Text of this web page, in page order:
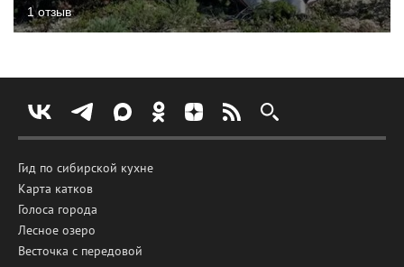
1 отзыв
Гид по сибирской кухне
Карта катков
Голоса города
Лесное озеро
Весточка с передовой